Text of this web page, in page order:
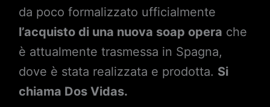
da poco formalizzato ufficialmente
l’acquisto di una nuova soap opera che
è attualmente trasmessa in Spagna,
dove è stata realizzata e prodotta. Si
chiama Dos Vidas.